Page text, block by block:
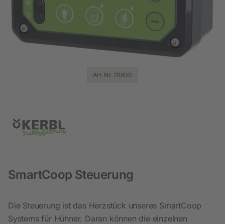
Art. Nr. 70600
SmartCoop Steuerung
Die Steuerung ist das Herzstück unseres SmartCoop
Systems für Hühner. Daran können die einzelnen